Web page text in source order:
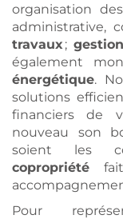
organisation des
administrative,
travaux ; gestion
également
énergétique.
solutions
financiers de
nouveau son
soient les
copropriété
Pour